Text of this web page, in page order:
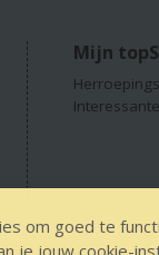
Mijn
18 GEEN alcohol
om goed te
je jouw cookie-